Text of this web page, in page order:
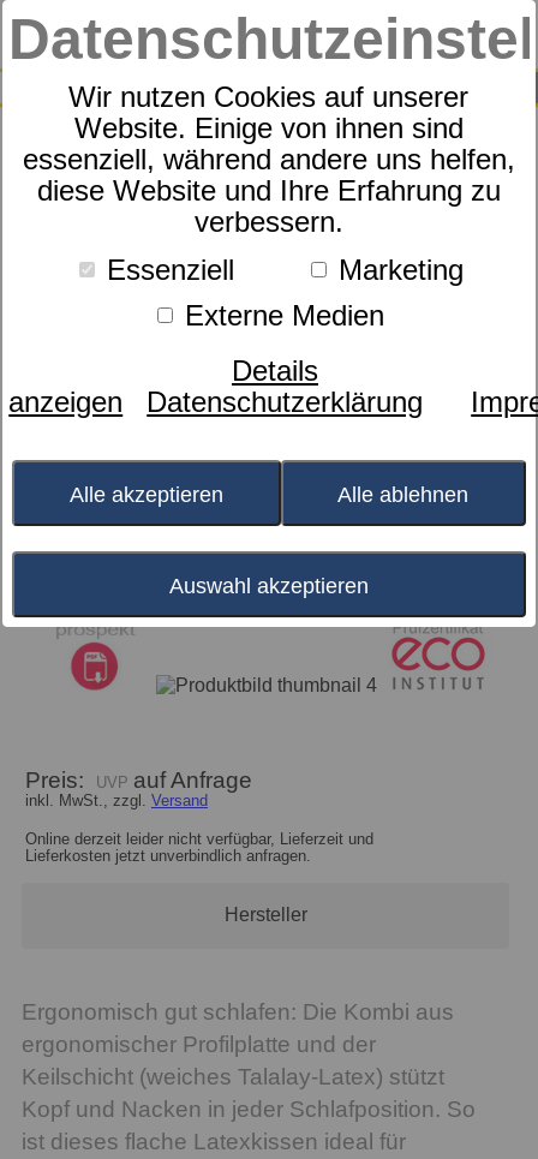
Wir nutzen Cookies auf unserer
Website. Einige von ihnen sind
essenziell, während andere uns helfen,
diese Website und Ihre Erfahrung zu
verbessern.
Essenziell
Marketing
Externe Medien
Details
anzeigen
Datenschutzerklärung
Alle akzeptieren Alle ablehnen
Auswahl akzeptieren
SUCHE
0
Nackenstützkissen
dormabell Cervical NB 2
Bild wird
Preis: auf Anfrage
inkl. MwSt., zzgl. Versand
Online derzeit leider nicht verfügbar, Lieferzeit und
Lieferkosten jetzt unverbindlich anfragen.
Hersteller
Ergonomisch gut schlafen: Die Kombi aus
ergonomischer Profilplatte und der
Keilschicht (weiches Talalay-Latex) stützt
Kopf und Nacken in jeder Schlafposition. So
ist dieses flache Latexkissen ideal für